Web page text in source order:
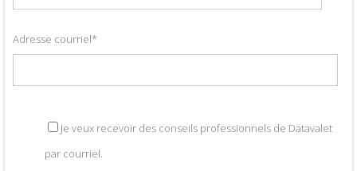
Adresse courriel*
Je veux recevoir des conseils professionnels de Datavalet
par courriel.